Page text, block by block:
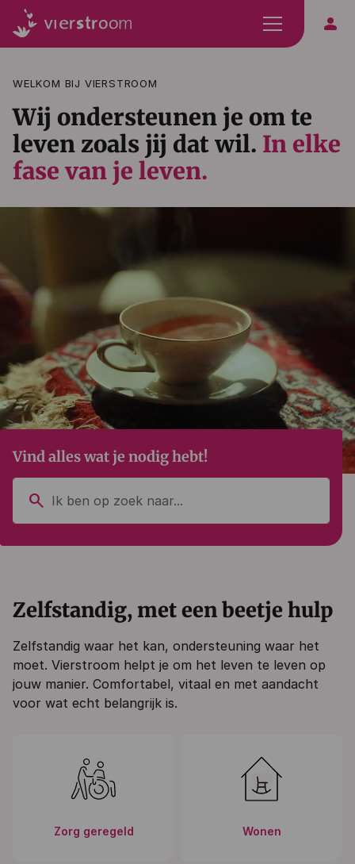
person
WELKOM BIJ VIERSTROOM
Wij ondersteunen je om te
leven zoals jij dat wil. In elke
fase van je leven.
Vind alles wat je nodig hebt!
search
Zelfstandig, met een beetje hulp
Zelfstandig waar het kan, ondersteuning waar het
moet. Vierstroom helpt je om het leven te leven op
jouw manier. Comfortabel, vitaal en met aandacht
voor wat echt belangrijk is.
Zorg geregeld Wonen